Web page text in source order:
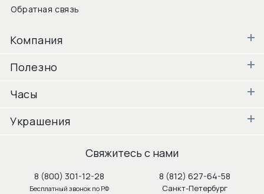
Обратная связь
Компания
Полезно
Часы
Украшения
Свяжитесь с нами
8 (800) 301-12-28
Бесплатный звонок по РФ
8 (812) 627-64-58
Санкт-Петербург